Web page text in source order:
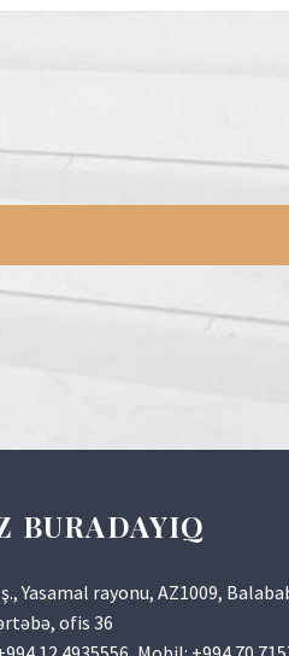
BURADAYIQ
ş., Yasamal rayonu, AZ1009,
ofis 36